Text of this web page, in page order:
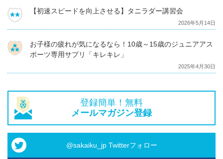
【初速スピードを向上させる】タニラダー講習会
2026年5月14日
お子様の疲れが気になるなら！10歳～15歳のジュニアアス
ポーツ専用サプリ「キレキレ」
2025年4月30日
登録簡単！無料
メールマガジン登録
@sakaiku_jp Twitterフォロー